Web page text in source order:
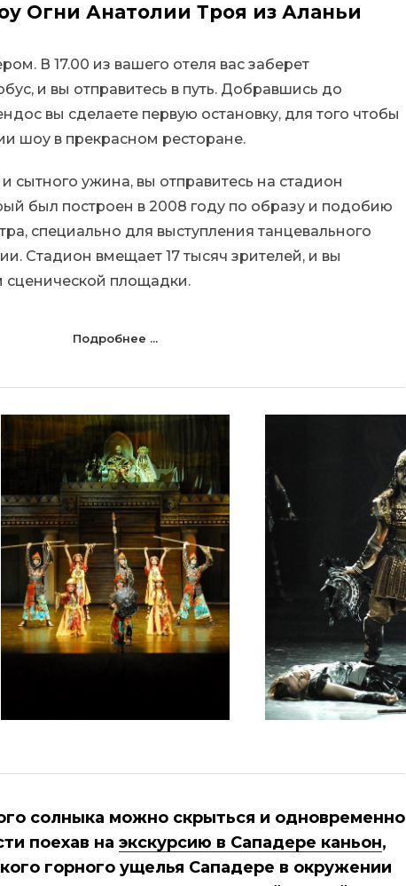
Огни Анатолии Троя из Аланьи
В 17.00 из вашего отеля вас заберет
и вы отправитесь в путь. Добравшись до
вы сделаете первую остановку, для того чтобы
шоу в прекрасном ресторане.
сытного ужина, вы отправитесь на стадион
был построен в 2008 году по образу и подобию
специально для выступления танцевального
Стадион вмещает 17 тысяч зрителей, и вы
сценической площадки.
Подробнее ...
солныка можно скрыться и одновременно
поехав на экскурсию в Сападере каньон,
горного ущелья Сападере в окружении